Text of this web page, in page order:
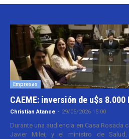
Empresas
CAEME: inversión de u$s
Christian Atance - 29/05/2026 15:00
Durante una audiencia en Casa Rosada
Javier Milei, y el ministro de Salud,